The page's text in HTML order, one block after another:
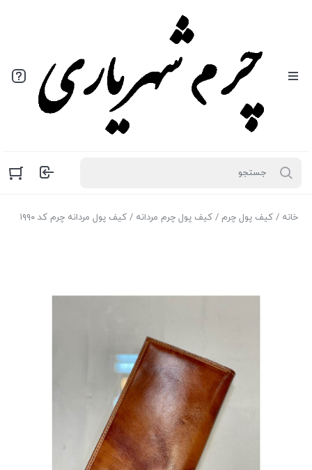
خانه / کیف پول چرم / کیف پول چرم مردانه / کیف پول مردانه چرم کد ۱۹۹۰